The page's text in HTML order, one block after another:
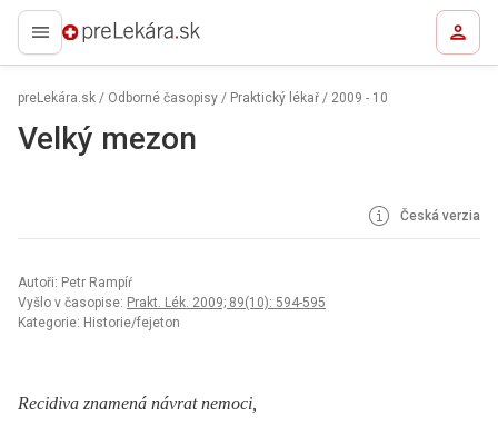
preLekára.sk
preLekára.sk / Odborné časopisy / Praktický lékař / 2009 - 10
Velký mezon
Česká verzia
Autoři: Petr Rampíŕ
Vyšlo v časopise: Prakt. Lék. 2009; 89(10): 594-595
Kategorie: Historie/fejeton
Recidiva znamená návrat nemoci,